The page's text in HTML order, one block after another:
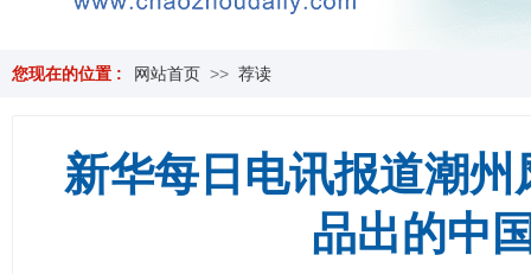
您现在的位置 : 网站首页 >> 荐读
新华每日电讯报道潮
品出的中